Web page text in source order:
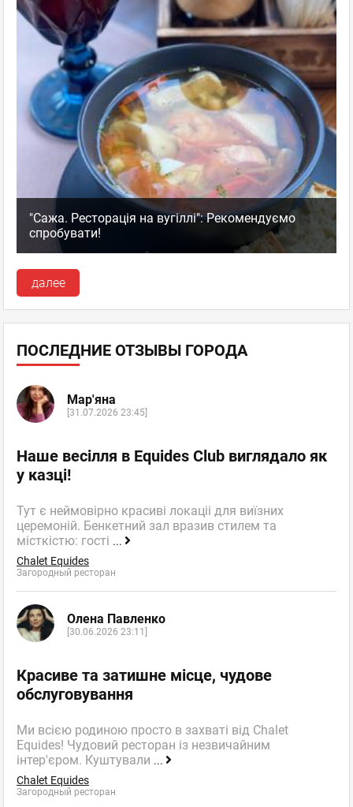
"Сажа. Ресторація на вугіллі": Рекомендуємо
спробувати!
далее
ПОСЛЕДНИЕ ОТЗЫВЫ ГОРОДА
Мар'яна
[31.07.2026 23:45]
Наше весілля в Equides Club виглядало як
у казці!
Тут є неймовірно красиві локаціі для виїзних
церемоній. Бенкетний зал вразив стилем та
місткістю: гості ...
Chalet Equides
Загородный ресторан
Олена Павленко
[30.06.2026 23:11]
Красиве та затишне місце, чудове
обслуговування
Ми всією родиною просто в захваті від Chalet
Equides! Чудовий ресторан із незвичайним
інтер'єром. Куштували ...
Chalet Equides
Загородный ресторан